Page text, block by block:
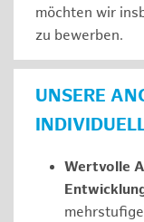
möchten wir
zu bewerben.
UNSERE
Wertvolle